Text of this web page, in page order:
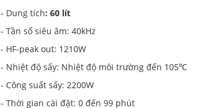
- Dung tích: 60 lít
- Tần số siêu âm: 40kHz
- HF-peak out: 1210W
- Nhiệt độ sấy: Nhiệt độ môi trường đến 105℃
- Công suất sấy: 2200W
- Thời gian cài đặt: 0 đến 99 phút